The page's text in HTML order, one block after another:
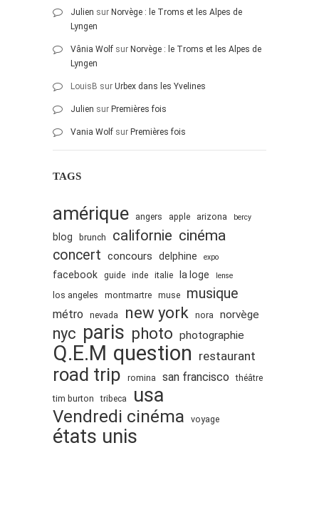
Julien sur Norvège : le Troms et les Alpes de
Lyngen
Vânia Wolf sur Norvège : le Troms et les Alpes de
Lyngen
LouisB sur Urbex dans les Yvelines
Julien sur Premières fois
Vania Wolf sur Premières fois
TAGS
amérique angers apple arizona bercy
blog brunch californie cinéma
concert concours delphine expo
facebook guide inde italie la loge lense
los angeles montmartre muse musique
métro nevada new york nora norvège
nyc paris photo photographie
Q.E.M question restaurant
road trip romina san francisco théâtre
tim burton
tribeca usa
Vendredi cinéma voyage
états unis